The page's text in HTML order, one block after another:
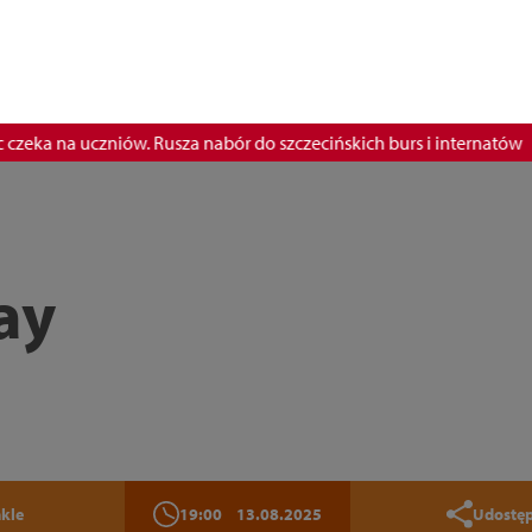
na uczniów. Rusza nabór do szczecińskich burs i internatów
19:00 13.08.2025